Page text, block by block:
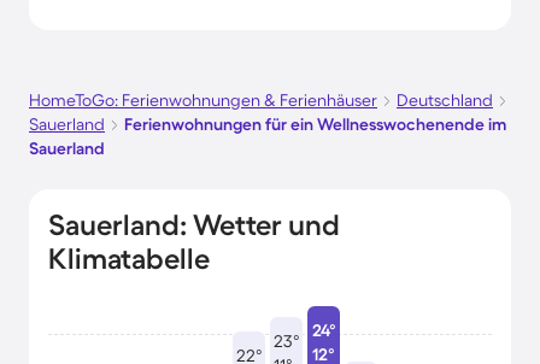
HomeToGo: Ferienwohnungen & Ferienhäuser
Deutschland
Sauerland
Ferienwohnungen für ein Wellnesswochenende im
Sauerland
Sauerland: Wetter und
Klimatabelle
22°
23°
24°
12°